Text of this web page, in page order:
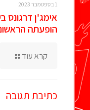
1 בספטמבר 2023
אימג'ן דרגונס
הופעתה הראשונה. 29
קרא עוד
כתיבת תגובה